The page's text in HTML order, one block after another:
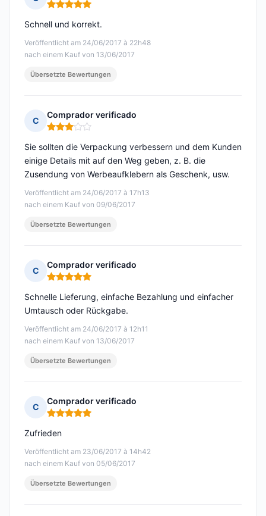
Hinweis: 5 von 5
Veröffentlicht am 24/06/2017 à 22h48
nach einem Kauf von 13/06/2017
Schnell und korrekt.
Übersetzte Bewertungen
C
Comprador verificado
Hinweis: 3 von 5
Veröffentlicht am 24/06/2017 à 17h13
nach einem Kauf von 09/06/2017
Sie sollten die Verpackung verbessern und dem Kunden
einige Details mit auf den Weg geben, z. B. die
Zusendung von Werbeaufklebern als Geschenk, usw.
Übersetzte Bewertungen
C
Comprador verificado
Hinweis: 5 von 5
Veröffentlicht am 24/06/2017 à 12h11
nach einem Kauf von 13/06/2017
Schnelle Lieferung, einfache Bezahlung und einfacher
Umtausch oder Rückgabe.
Übersetzte Bewertungen
C
Comprador verificado
Hinweis: 5 von 5
Veröffentlicht am 23/06/2017 à 14h42
nach einem Kauf von 05/06/2017
Zufrieden
Übersetzte Bewertungen